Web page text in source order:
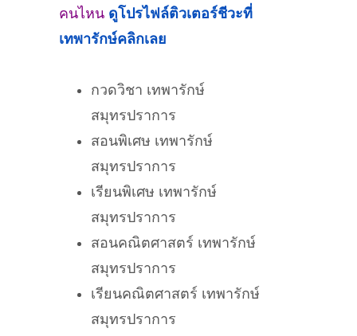
คนไหน ดูโปรไฟล์ติวเตอร์ชีวะที่
เทพารักษ์คลิกเลย
กวดวิชา เทพารักษ์
สมุทรปราการ
สอนพิเศษ เทพารักษ์
สมุทรปราการ
เรียนพิเศษ เทพารักษ์
สมุทรปราการ
สอนคณิตศาสตร์ เทพารักษ์
สมุทรปราการ
เรียนคณิตศาสตร์ เทพารักษ์
สมุทรปราการ